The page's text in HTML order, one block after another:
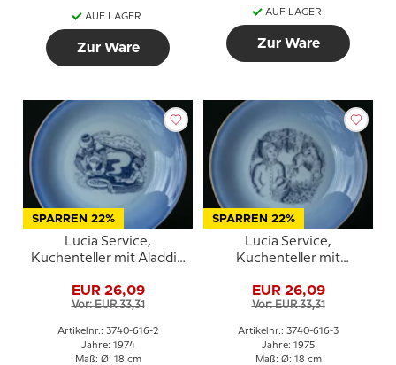
AUF LAGER
Zur Ware
AUF LAGER
Zur Ware
SPARREN 22%
Lucia Service,
Kuchenteller mit Aladdin
Gröndahl
EUR 26,09
Vor: EUR 33,31
Artikelnr.: 3740-616-2
Jahre: 1974
Maß: Ø: 18 cm
SPARREN 22%
Lucia Service,
Kuchenteller mit
Gröndahl
EUR 26,09
Vor: EUR 33,31
Artikelnr.: 3740-616-3
Jahre: 1975
Maß: Ø: 18 cm